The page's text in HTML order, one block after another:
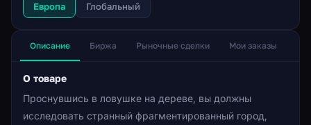
Европа Глобальный
Описание Биржа Рыночные сделки Мои заказы
О товаре
Проснувшись в ловушке на дереве, вы должны
исследовать странный фрагментированный город,